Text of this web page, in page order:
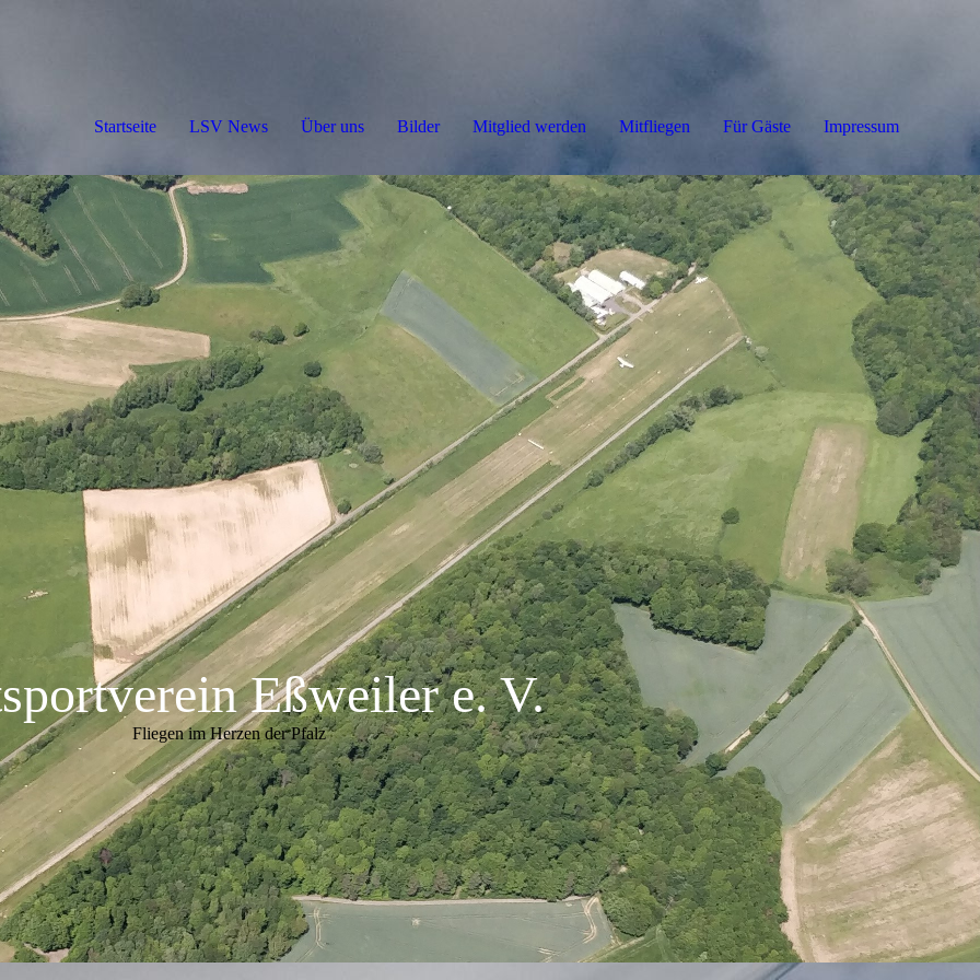
Startseite LSV News Über uns Bilder Mitglied werden Mitfliegen Für Gäste Impressum
Eßweilere. V.
Fliegen im Herzen der Pfalz